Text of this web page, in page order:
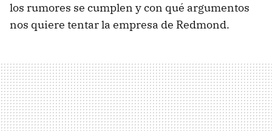
los rumores se cumplen y con qué argumentos
nos quiere tentar la empresa de Redmond.